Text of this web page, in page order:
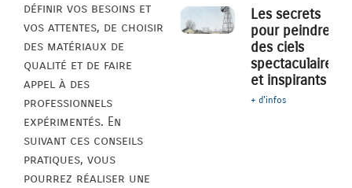
définir vos besoins et
vos attentes, de choisir
des matériaux de
qualité et de faire
appel à des
professionnels
expérimentés. En
suivant ces conseils
pratiques, vous
pourrez réaliser une
Les secrets
pour peindre
des ciels
spectaculaires
et inspirants
+ d'infos